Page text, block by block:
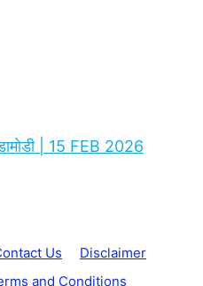
| 15 FEB 2026
Us
Disclaimer
and Conditions